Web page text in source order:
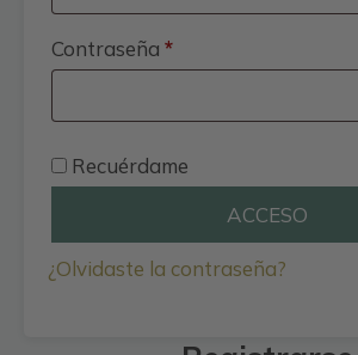
Contraseña *Obligatorio
Recuérdame
ACCESO
¿Olvidaste la contraseña?